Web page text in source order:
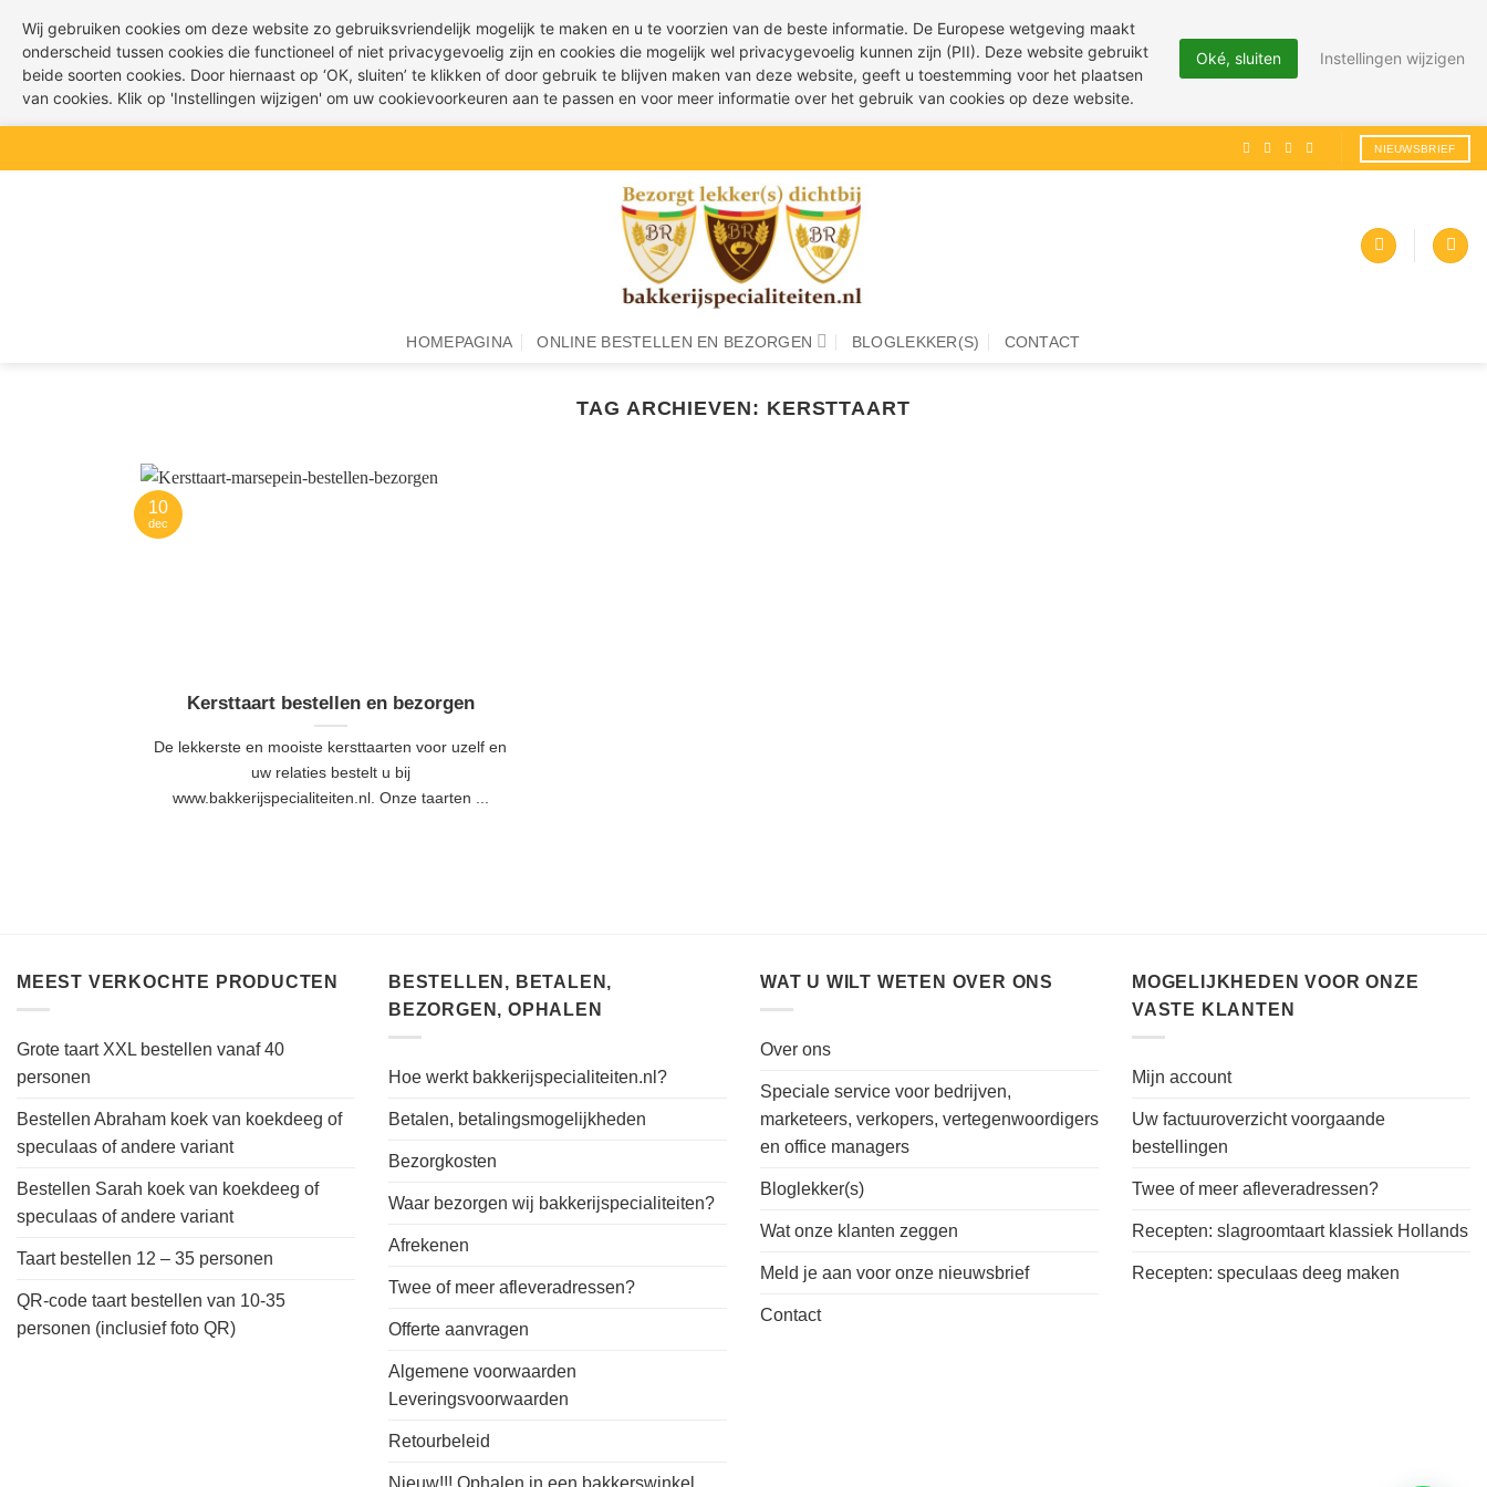
naar
NIEUWSBRIEF
HOMEPAGINA ONLINE BESTELLEN EN BEZORGEN BLOGLEKKER(S) CONTACT
TAG ARCHIEVEN: KERSTTAART
Kersttaart bestellen en bezorgen
De lekkerste en mooiste kersttaarten voor uzelf en
uw relaties bestelt u bij
www.bakkerijspecialiteiten.nl. Onze taarten ...
10
dec
MEEST VERKOCHTE PRODUCTEN
Grote taart XXL bestellen vanaf 40
personen
Bestellen Abraham koek van koekdeeg of
speculaas of andere variant
Bestellen Sarah koek van koekdeeg of
speculaas of andere variant
Taart bestellen 12 – 35 personen
QR-code taart bestellen van 10-35
personen (inclusief foto QR)
BESTELLEN, BETALEN,
BEZORGEN, OPHALEN
Hoe werkt bakkerijspecialiteiten.nl?
Betalen, betalingsmogelijkheden
Bezorgkosten
Waar bezorgen wij bakkerijspecialiteiten?
Afrekenen
Twee of meer afleveradressen?
Offerte aanvragen
Algemene voorwaarden
Leveringsvoorwaarden
Retourbeleid
Nieuw!!! Ophalen in een bakkerswinkel
WAT U WILT WETEN OVER ONS
Over ons
Speciale service voor bedrijven,
marketeers, verkopers, vertegenwoordigers
en office managers
Bloglekker(s)
Wat onze klanten zeggen
Meld je aan voor onze nieuwsbrief
Contact
MOGELIJKHEDEN VOOR ONZE
VASTE KLANTEN
Mijn account
Uw factuuroverzicht voorgaande
bestellingen
Twee of meer afleveradressen?
Recepten: slagroomtaart klassiek Hollands
Recepten: speculaas deeg maken
Wij gebruiken cookies om deze website zo gebruiksvriendelijk mogelijk te maken en u te voorzien van de beste informatie. De Europese wetgeving maakt
onderscheid tussen cookies die functioneel of niet privacygevoelig zijn en cookies die mogelijk wel privacygevoelig kunnen zijn (PII). Deze website gebruikt
beide soorten cookies. Door hiernaast op ‘OK, sluiten’ te klikken of door gebruik te blijven maken van deze website, geeft u toestemming voor het plaatsen
van cookies. Klik op 'Instellingen wijzigen' om uw cookievoorkeuren aan te passen en voor meer informatie over het gebruik van cookies op deze website.
Oké, sluiten Instellingen wijzigen